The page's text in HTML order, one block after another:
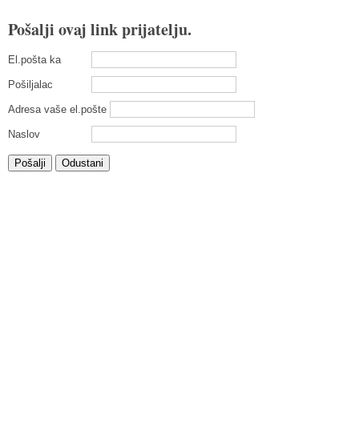
Pošalji ovaj link prijatelju.
El.pošta ka
Pošiljalac
Adresa vaše el.pošte
Naslov
Pošalji Odustani